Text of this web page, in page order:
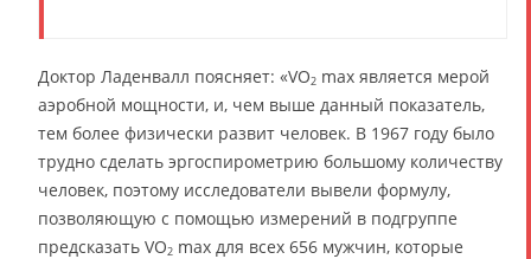
Доктор Ладенвалл поясняет: «VO2 max является мерой
аэробной мощности, и, чем выше данный показатель,
тем более физически развит человек. В 1967 году было
трудно сделать эргоспирометрию большому количеству
человек, поэтому исследователи вывели формулу,
позволяющую с помощью измерений в подгруппе
предсказать VO2 max для всех 656 мужчин, которые